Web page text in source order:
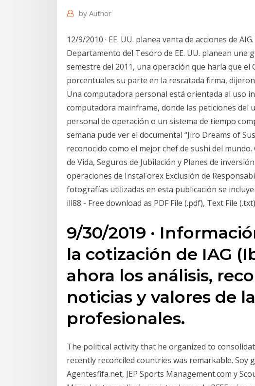
by Author
12/9/2010 · EE. UU. planea venta de acciones de
Departamento del Tesoro de EE. UU. planean una
semestre del 2011, una operación que haría que
porcentuales su parte en la rescatada firma,
Una computadora personal está orientada al uso
computadora mainframe, donde las peticiones del
personal de operación o un sistema de tiempo
semana pude ver el documental “Jiro Dreams of
reconocido como el mejor chef de sushi del
de Vida, Seguros de Jubilación y Planes de
operaciones de InstaForex Exclusión de
fotografías utilizadas en esta publicación se
ill88 - Free download as PDF File (.pdf), Text File
9/30/2019 ·
la cotización de IAG
ahora los análisis,
noticias y valores de
profesionales.
The political activity that he organized to
recently reconciled countries was remarkable. Soy
Agentesfifa.net, JEP Sports Management.com y